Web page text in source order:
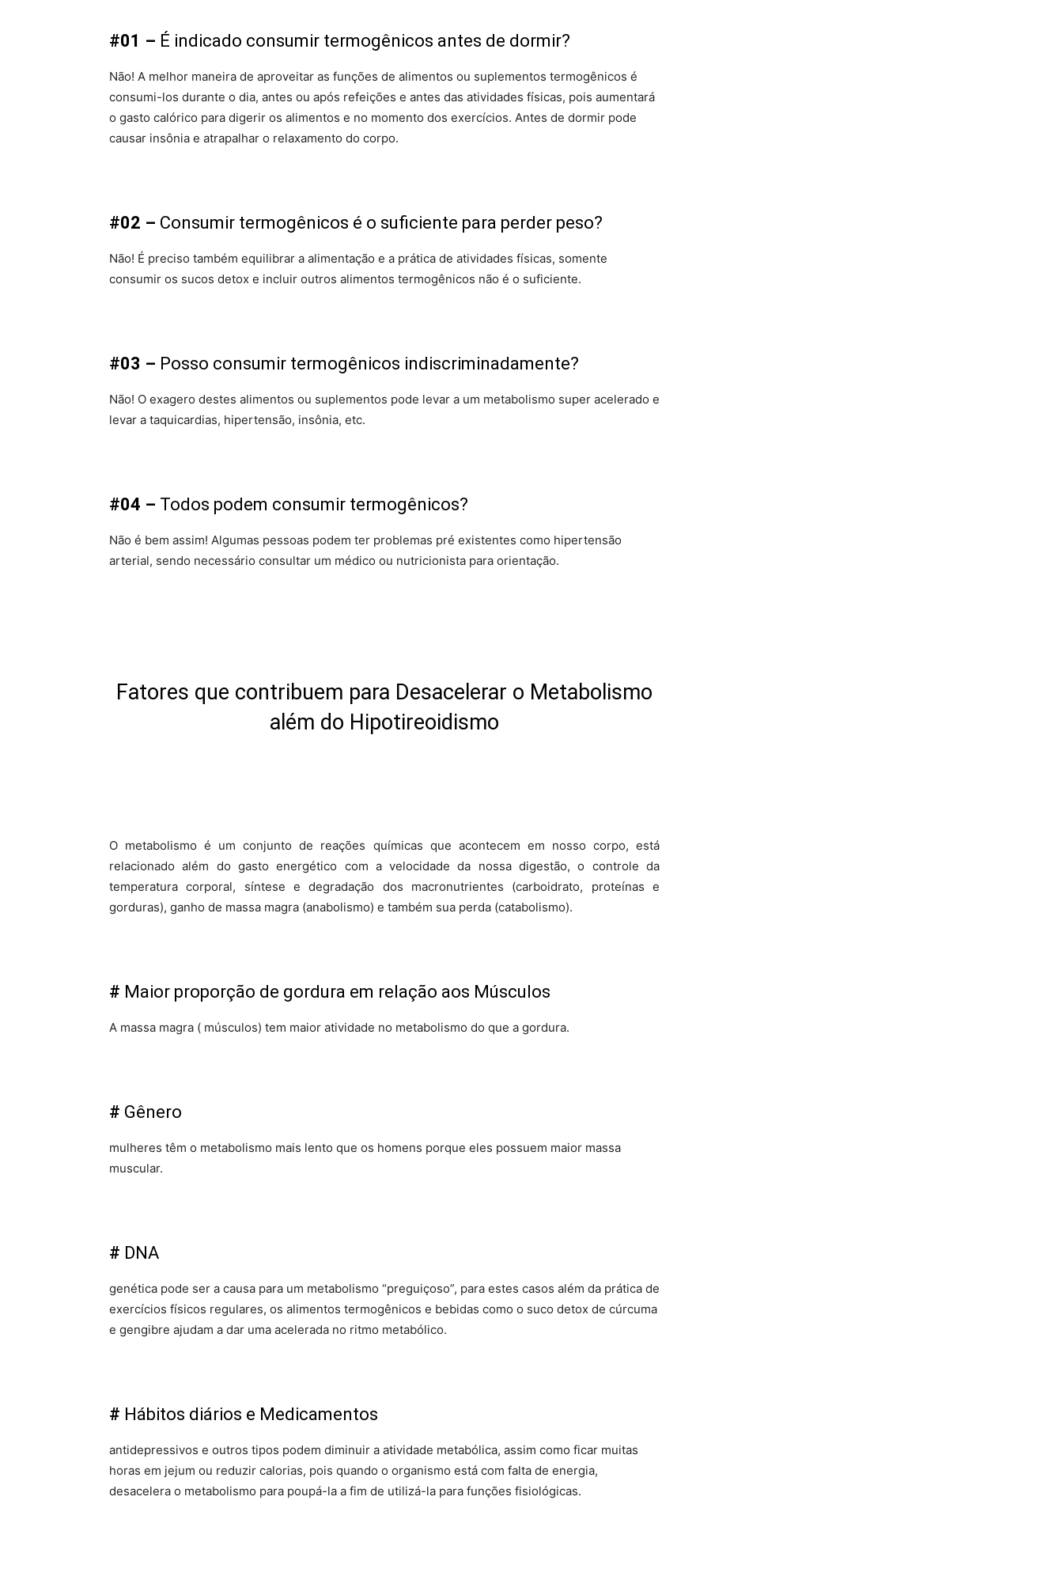
#01 – É indicado consumir termogênicos antes de dormir?
Não! A melhor maneira de aproveitar as funções de alimentos ou suplementos termogênicos é
consumi-los durante o dia, antes ou após refeições e antes das atividades físicas, pois aumentará
o gasto calórico para digerir os alimentos e no momento dos exercícios. Antes de dormir pode
causar insônia e atrapalhar o relaxamento do corpo.
#02 – Consumir termogênicos é o suficiente para perder peso?
Não! É preciso também equilibrar a alimentação e a prática de atividades físicas, somente
consumir os sucos detox e incluir outros alimentos termogênicos não é o suficiente.
#03 – Posso consumir termogênicos indiscriminadamente?
Não! O exagero destes alimentos ou suplementos pode levar a um metabolismo super acelerado e
levar a taquicardias, hipertensão, insônia, etc.
#04 – Todos podem consumir termogênicos?
Não é bem assim! Algumas pessoas podem ter problemas pré existentes como hipertensão
arterial, sendo necessário consultar um médico ou nutricionista para orientação.
Fatores que contribuem para Desacelerar o Metabolismo
além do Hipotireoidismo
O metabolismo é um conjunto de reações químicas que acontecem em nosso corpo, está
relacionado além do gasto energético com a velocidade da nossa digestão, o controle da
temperatura corporal, síntese e degradação dos macronutrientes (carboidrato, proteínas e
gorduras), ganho de massa magra (anabolismo) e também sua perda (catabolismo).
# Maior proporção de gordura em relação aos Músculos
A massa magra ( músculos) tem maior atividade no metabolismo do que a gordura.
# Gênero
mulheres têm o metabolismo mais lento que os homens porque eles possuem maior massa
muscular.
# DNA
genética pode ser a causa para um metabolismo “preguiçoso”, para estes casos além da prática de
exercícios físicos regulares, os alimentos termogênicos e bebidas como o suco detox de cúrcuma
e gengibre ajudam a dar uma acelerada no ritmo metabólico.
# Hábitos diários e Medicamentos
antidepressivos e outros tipos podem diminuir a atividade metabólica, assim como ficar muitas
horas em jejum ou reduzir calorias, pois quando o organismo está com falta de energia,
desacelera o metabolismo para poupá-la a fim de utilizá-la para funções fisiológicas.